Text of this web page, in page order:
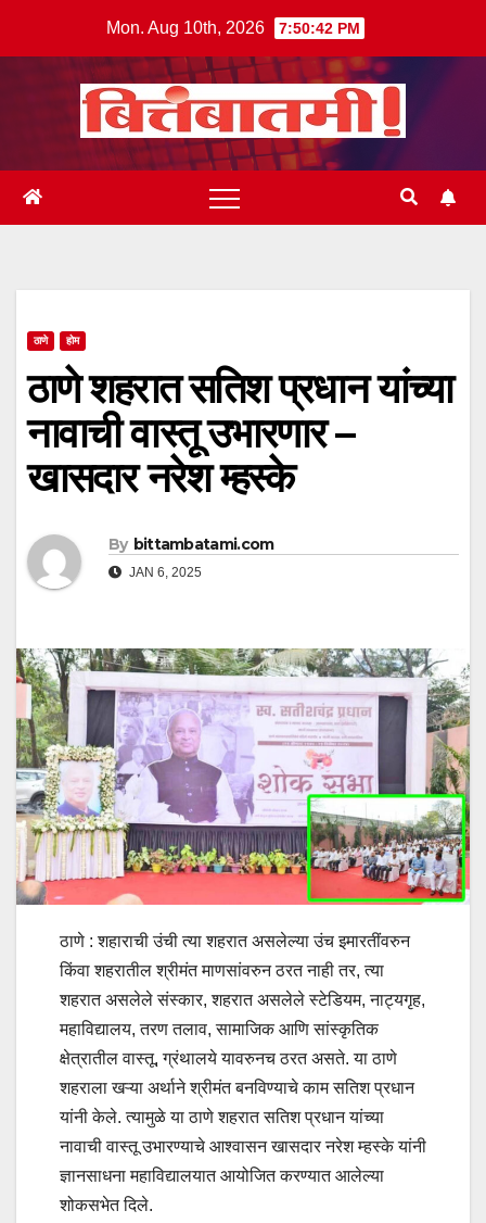
Mon. Aug 10th, 2026 7:50:42 PM
ठाणे होम
ठाणे शहरात सतिश प्रधान यांच्या
नावाची वास्तू उभारणार –
खासदार नरेश म्हस्के
By bittambatami.com
JAN 6, 2025
ठाणे : शहाराची उंची त्या शहरात असलेल्या उंच इमारतींवरुन
किंवा शहरातील श्रीमंत माणसांवरुन ठरत नाही तर, त्या
शहरात असलेले संस्कार, शहरात असलेले स्टेडियम, नाट्यगृह,
महाविद्यालय, तरण तलाव, सामाजिक आणि सांस्कृतिक
क्षेत्रातील वास्तू, ग्रंथालये यावरुनच ठरत असते. या ठाणे
शहराला खऱ्या अर्थाने श्रीमंत बनविण्याचे काम सतिश प्रधान
यांनी केले. त्यामुळे या ठाणे शहरात सतिश प्रधान यांच्या
नावाची वास्तू उभारण्याचे आश्वासन खासदार नरेश म्हस्के यांनी
ज्ञानसाधना महाविद्यालयात आयोजित करण्यात आलेल्या
शोकसभेत दिले.